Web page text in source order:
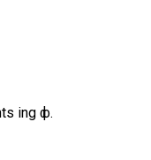
ing ф.